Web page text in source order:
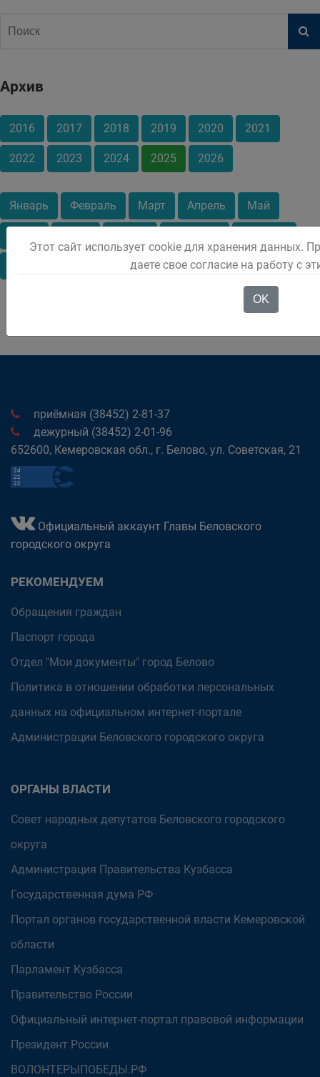
Архив
2016 2017 2018 2019 2020 2021
2022 2023 2024 2025 2026
Январь Февраль Март Апрель Май
приёмная (38452) 2-81-37
дежурный (38452) 2-01-96
652600, Кемеровская обл., г. Белово, ул. Советская, 21
Официальный аккаунт Главы Беловского
городского округа
РЕКОМЕНДУЕМ
Обращения граждан
Паспорт города
Отдел "Мои документы" город Белово
Политика в отношении обработки персональных
данных на официальном интернет-портале
Администрации Беловского городского округа
ОРГАНЫ ВЛАСТИ
Совет народных депутатов Беловского городского
округа
Администрация Правительства Кузбасса
Государственная дума РФ
Портал органов государственной власти Кемеровской
области
Парламент Кузбасса
Правительство России
Официальный интернет-портал правовой информации
Президент России
ВОЛОНТЕРЫПОБЕДЫ.РФ
Этот сайт использует cookie для хранения данных.
даете свое согласие на работу с
OK